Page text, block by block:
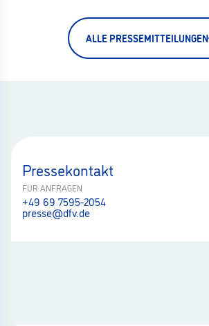
ALLE PRESSEMITTEILUNGEN
Pressekontakt
FÜR ANFRAGEN
+49 69 7595-2054
presse@dfv.de